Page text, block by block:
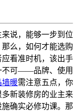
说，能够一步到位
么，如何才能选购
看准时机，该出手
不可——品牌、使用
墙暖需注意五点，你
新装修房的业主来
确实必修功课。那